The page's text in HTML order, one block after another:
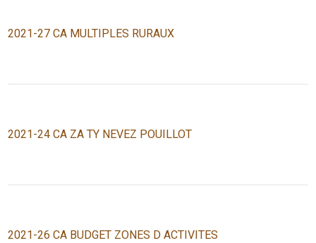
2021-27 CA MULTIPLES RURAUX
2021-24 CA ZA TY NEVEZ POUILLOT
2021-26 CA BUDGET ZONES D ACTIVITES